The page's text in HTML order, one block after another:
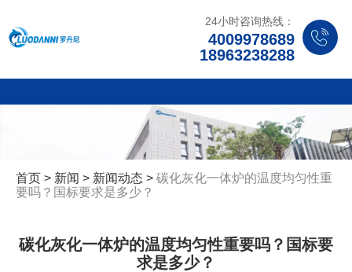
24小时咨询热线：
4009978689
18963238288
首页 > 新闻 > 新闻动态 > 碳化灰化一体炉的温度均匀性重
要吗？国标要求是多少？
碳化灰化一体炉的温度均匀性重要吗？国标要
求是多少？